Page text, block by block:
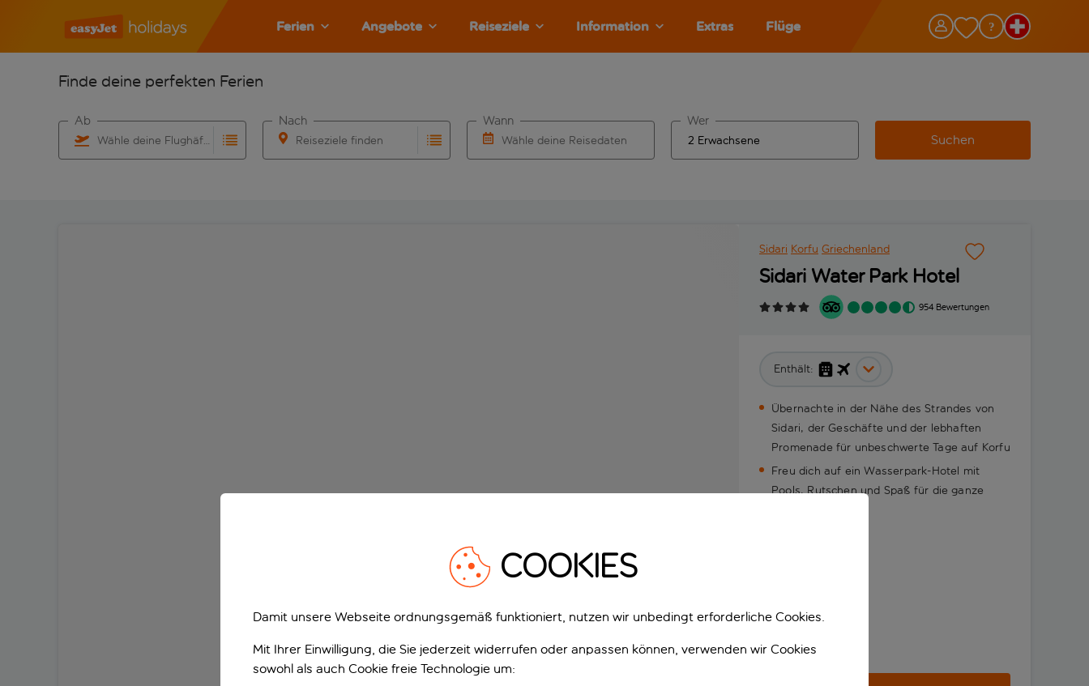
Ferien Angebote Reiseziele Information Extras Flüge
Finde deine perfekten Ferien
Wähle deine Flughäfen
Ab
Reiseziele finden
Nach
Wähle deine Reisedaten
Wann Wer
Suchen
Sidari Korfu Griechenland
Sidari Water Park Hotel
954 Bewertungen
Enthält:
Übernachte in der Nähe des Strandes von
Sidari, der Geschäfte und der lebhaften
Promenade für unbeschwerte Tage auf Korfu
Freu dich auf ein Wasserpark-Hotel mit
Pools, Rutschen und Spaß für die ganze
COOKIES
Damit unsere Webseite ordnungsgemäß funktioniert, nutzen wir unbedingt erforderliche Cookies.
Mit Ihrer Einwilligung, die Sie jederzeit widerrufen oder anpassen können, verwenden wir Cookies
sowohl als auch Cookie freie Technologie um: